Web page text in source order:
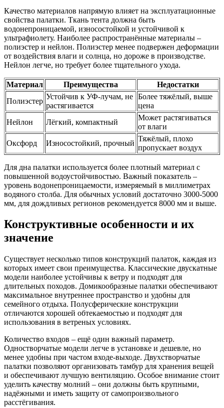
Качество материалов напрямую влияет на эксплуатационные
свойства палатки. Ткань тента должна быть
водонепроницаемой, износостойкой и устойчивой к
ультрафиолету. Наиболее распространённые материалы –
полиэстер и нейлон. Полиэстер менее подвержен деформации
от воздействия влаги и солнца, но дороже в производстве.
Нейлон легче, но требует более тщательного ухода.
Материал Преимущества
Недостатки
Полиэстер
Устойчив к УФ-лучам, не
растягивается
Более тяжёлый, выше
цена
Нейлон
Лёгкий, компактный
Может растягиваться
от влаги
Оксфорд
Износостойкий, прочный
Тяжёлый, плохо
пропускает воздух
Для дна палатки используется более плотный материал с
повышенной водоустойчивостью. Важный показатель –
уровень водонепроницаемости, измеряемый в миллиметрах
водяного столба. Для обычных условий достаточно 3000-5000
мм, для дождливых регионов рекомендуется 8000 мм и выше.
Конструктивные особенности и их
значение
Существует несколько типов конструкций палаток, каждая из
которых имеет свои преимущества. Классические двускатные
модели наиболее устойчивы к ветру и подходят для
длительных походов. Домикообразные палатки обеспечивают
максимальное внутреннее пространство и удобны для
семейного отдыха. Полусферические конструкции
отличаются хорошей обтекаемостью и подходят для
использования в ветреных условиях.
Количество входов – ещё один важный параметр.
Одностворчатые модели легче в установке и дешевле, но
менее удобны при частом входе-выходе. Двухстворчатые
палатки позволяют организовать тамбур для хранения вещей
и обеспечивают лучшую вентиляцию. Особое внимание стоит
уделить качеству молний – они должны быть крупными,
надёжными и иметь защиту от самопроизвольного
расстёгивания.